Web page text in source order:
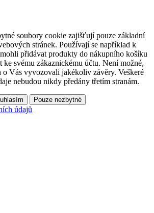
soubory cookie zajišťují pouze základní
stránek. Používají se například k
přidávat produkty do nákupního košíku
ke svému zákaznickému účtu. Není možné,
o Vás vyvozovali jakékoliv závěry. Veškeré
nebudou nikdy předány třetím stranám.
Pouze nezbytné
údajů